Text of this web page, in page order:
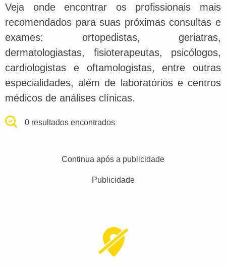
Veja onde encontrar os profissionais mais
recomendados para suas próximas consultas e
exames: ortopedistas, geriatras,
dermatologiastas, fisioterapeutas, psicólogos,
cardiologistas e oftamologistas, entre outras
especialidades, além de laboratórios e centros
médicos de análises clínicas.
0 resultados encontrados
Continua após a publicidade
Publicidade